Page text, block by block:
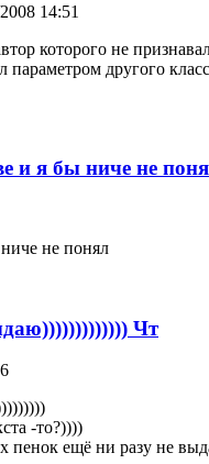
14:51
которого не
другого
и я бы ниче не
не понял
Чт
-то?))))
пенок ещё ни разу не